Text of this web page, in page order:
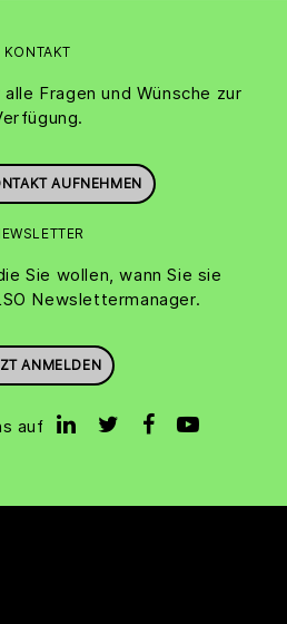
KONTAKT
Fragen und Wünsche zur
AUFNEHMEN
Sie wollen, wann Sie sie
Newslettermanager.
ANMELDEN
auf